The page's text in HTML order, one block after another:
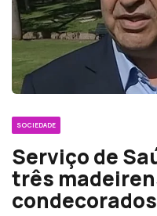
SOCIEDADE
Serviço de
três